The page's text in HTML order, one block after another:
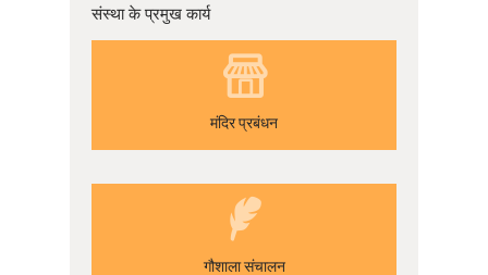
संस्था के प्रमुख कार्य
मंदिर प्रबंधन
गौशाला संचालन